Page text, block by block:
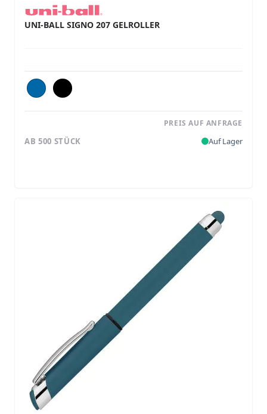
UNI-BALL SIGNO 207 GELROLLER
PREIS AUF ANFRAGE
AB 500 STÜCK Auf Lager